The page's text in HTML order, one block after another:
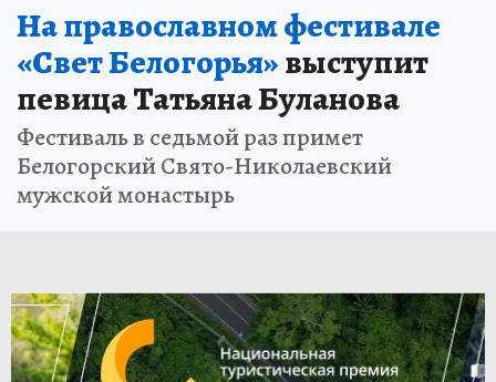
На православном фестивале
«Свет Белогорья»выступит
певица Татьяна Буланова
Фестиваль в седьмой раз примет
Белогорский Свято-Николаевский
мужской монастырь